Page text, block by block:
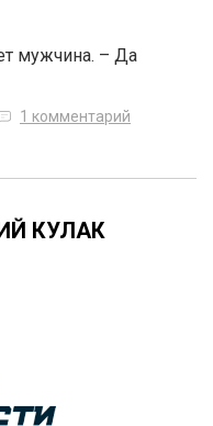
мужчина. – Да
1 комментарий
КУЛАК